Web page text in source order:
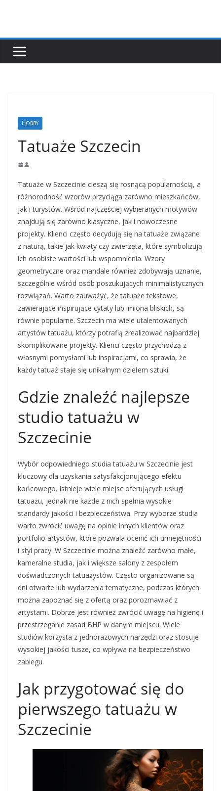
HOBBY
Tatuaże Szczecin
Tatuaże w Szczecinie cieszą się rosnącą popularnością, a
różnorodność wzorów przyciąga zarówno mieszkańców,
jak i turystów. Wśród najczęściej wybieranych motywów
znajdują się zarówno klasyczne, jak i nowoczesne
projekty. Klienci często decydują się na tatuaże związane
z naturą, takie jak kwiaty czy zwierzęta, które symbolizują
ich osobiste wartości lub wspomnienia. Wzory
geometryczne oraz mandale również zdobywają uznanie,
szczególnie wśród osób poszukujących minimalistycznych
rozwiązań. Warto zauważyć, że tatuaże tekstowe,
zawierające inspirujące cytaty lub imiona bliskich, są
równie popularne. Szczecin ma wiele utalentowanych
artystów tatuażu, którzy potrafią zrealizować najbardziej
skomplikowane projekty. Klienci często przychodzą z
własnymi pomysłami lub inspiracjami, co sprawia, że
każdy tatuaż staje się unikalnym dziełem sztuki.
Gdzie znaleźć najlepsze
studio tatuażu w
Szczecinie
Wybór odpowiedniego studia tatuażu w Szczecinie jest
kluczowy dla uzyskania satysfakcjonującego efektu
końcowego. Istnieje wiele miejsc oferujących usługi
tatuażu, jednak nie każde z nich spełnia wysokie
standardy jakości i bezpieczeństwa. Przy wyborze studia
warto zwrócić uwagę na opinie innych klientów oraz
portfolio artystów, które pozwala ocenić ich umiejętności
i styl pracy. W Szczecinie można znaleźć zarówno małe,
kameralne studia, jak i większe salony z zespołem
doświadczonych tatuażystów. Często organizowane są
dni otwarte lub wydarzenia tematyczne, podczas których
można zapoznać się z ofertą oraz porozmawiać z
artystami. Dobrze jest również zwrócić uwagę na higienę i
przestrzeganie zasad BHP w danym miejscu. Wiele
studiów korzysta z jednorazowych narzędzi oraz stosuje
wysokiej jakości tusze, co wpływa na bezpieczeństwo
zabiegu.
Jak przygotować się do
pierwszego tatuażu w
Szczecinie